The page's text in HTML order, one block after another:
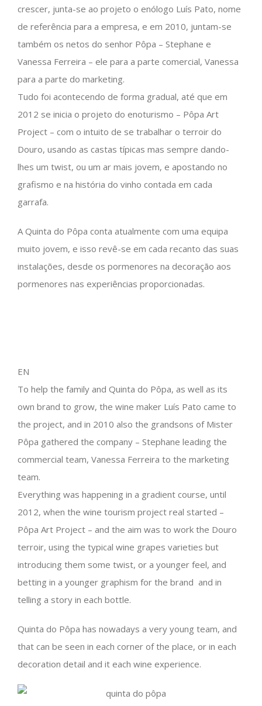
crescer, junta-se ao projeto o enólogo Luís Pato, nome
de referência para a empresa, e em 2010, juntam-se
também os netos do senhor Pôpa – Stephane e
Vanessa Ferreira – ele para a parte comercial, Vanessa
para a parte do marketing.
Tudo foi acontecendo de forma gradual, até que em
2012 se inicia o projeto do enoturismo – Pôpa Art
Project – com o intuito de se trabalhar o terroir do
Douro, usando as castas típicas mas sempre dando-
lhes um twist, ou um ar mais jovem, e apostando no
grafismo e na história do vinho contada em cada
garrafa.
A Quinta do Pôpa conta atualmente com uma equipa
muito jovem, e isso revê-se em cada recanto das suas
instalações, desde os pormenores na decoração aos
pormenores nas experiências proporcionadas.
EN
To help the family and Quinta do Pôpa, as well as its
own brand to grow, the wine maker Luís Pato came to
the project, and in 2010 also the grandsons of Mister
Pôpa gathered the company – Stephane leading the
commercial team, Vanessa Ferreira to the marketing
team.
Everything was happening in a gradient course, until
2012, when the wine tourism project real started –
Pôpa Art Project – and the aim was to work the Douro
terroir, using the typical wine grapes varieties but
introducing them some twist, or a younger feel, and
betting in a younger graphism for the brand and in
telling a story in each bottle.
Quinta do Pôpa has nowadays a very young team, and
that can be seen in each corner of the place, or in each
decoration detail and it each wine experience.